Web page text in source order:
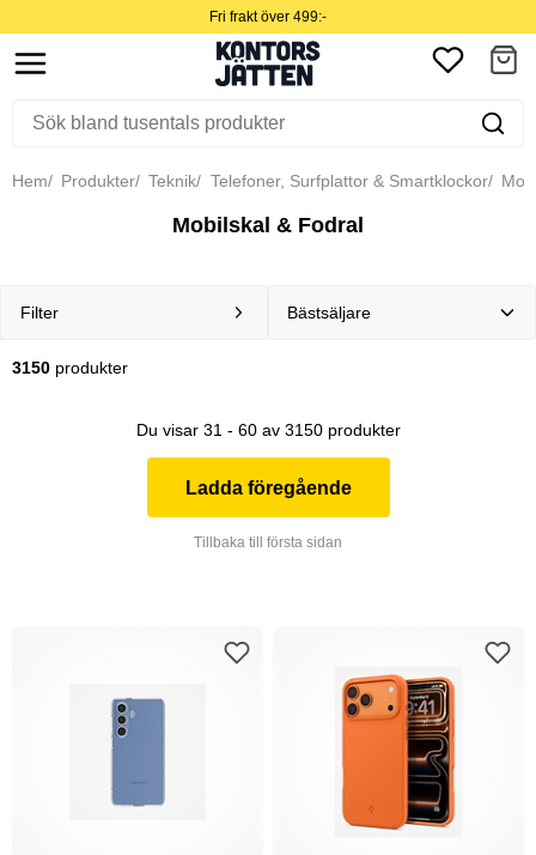
Fri frakt över 499:-
Hem Produkter Teknik Telefoner, Surfplattor & Smartklockor
Mobilskal & Fodral
Filter
3150 produkter
Du visar 31 - 60 av 3150 produkter
Ladda föregående
Tillbaka till första sidan